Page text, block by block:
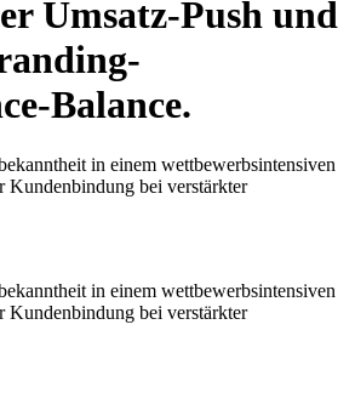
Umsatz-Push und
Balance.
in einem wettbewerbsintensiven
Kundenbindung bei verstärkter
in einem wettbewerbsintensiven
Kundenbindung bei verstärkter